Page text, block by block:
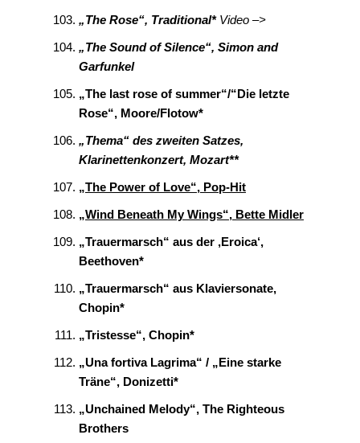
„The Rose“, Traditional* Video –>
„The Sound of Silence“, Simon and
Garfunkel
„The last rose of summer“/“Die letzte
Rose“, Moore/Flotow*
„Thema“ des zweiten Satzes,
Klarinettenkonzert, Mozart**
„The Power of Love“, Pop-Hit
„Wind Beneath My Wings“, Bette Midler
„Trauermarsch“ aus der ‚Eroica‘,
Beethoven*
„Trauermarsch“ aus Klaviersonate,
Chopin*
„Tristesse“, Chopin*
„Una fortiva Lagrima“ / „Eine starke
Träne“, Donizetti*
„Unchained Melody“, The Righteous
Brothers